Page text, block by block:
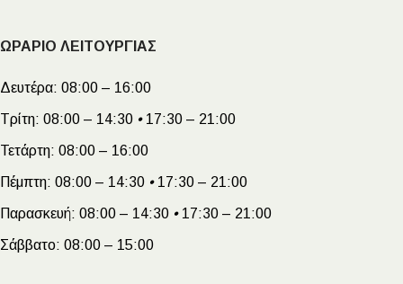
ΩΡΑΡΙΟ ΛΕΙΤΟΥΡΓΙΑΣ
Δευτέρα: 08:00 – 16:00
Τρίτη: 08:00 – 14:30 •17:30 – 21:00
Τετάρτη: 08:00 – 16:00
Πέμπτη: 08:00 – 14:30 •17:30 – 21:00
Παρασκευή: 08:00 – 14:30 •17:30 – 21:00
Σάββατο: 08:00 – 15:00